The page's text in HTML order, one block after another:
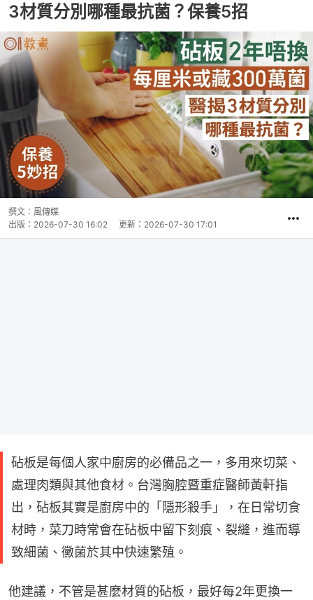
3材質分別哪種最抗菌？保養5招
撰文： 風傳媒
出版： 2026-07-30 16:02 更新： 2026-07-30 17:01
砧板是每個人家中廚房的必備品之一，多用來切菜、
處理肉類與其他食材。台灣胸腔暨重症醫師黃軒指
出，砧板其實是廚房中的「隱形殺手」，在日常切食
材時，菜刀時常會在砧板中留下刻痕、裂縫，進而導
致細菌、黴菌於其中快速繁殖。
他建議，不管是甚麼材質的砧板，最好每2年更換一